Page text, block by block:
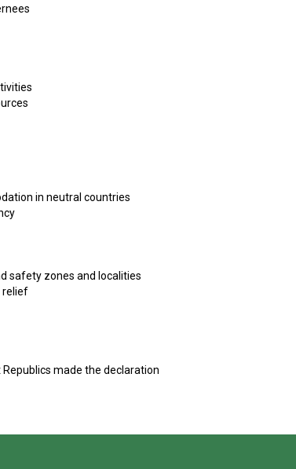
in neutral countries
safety zones and localities
relief
made the declaration